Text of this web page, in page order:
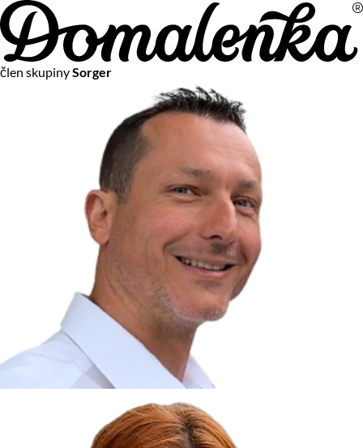
člen skupinySorger
Na vašom súkromí nám záleží
Chceme vám neustále poskytovať tie najlepšie služby.
Vzhľadom k platnej legislatíve od vás ale potrebujeme súhlas
s používaním súborov cookies.
Viac o personalizácii a meraní
Aby sme vedeli, čo sa deje na webových stránkach a aby sme
vám mohli prispôsobiť ponuky na mieru či reklamu,
používame cookies a taktiežslužby spoločnosti Google
Čo sú cookies?
Cookies sú malé textové súbory, ktoré môžu byť používané
webovými stránkami, aby zefektívnili používateľský zážitok.
Vďaka cookies vám môžeme ponúkať služby podľa toho, čo
naozaj hľadáte a chcete nájsť.
Kedykoľvek sa môžete slobodne rozhodnúť, ktoré typy
používania cookies chcete umožniť.
Zákon uvádza, že môžeme ukladať cookies na vašom
zariadení, pokiaľ sú nevyhnutne nutné pre prevádzku tejto
Cookies, ktoré používame